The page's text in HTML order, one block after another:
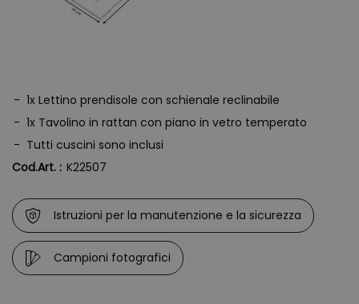
creme solari. I nostri prodotti sono altrettanto resistenti agli agenti
tranquillamente
1x Lettino prendisole con schienale reclinabile
1x Tavolino in rattan con piano in vetro temperato
Tutti cuscini sono inclusi
Cod.Art. : K22507
Istruzioni per la manutenzione e la sicurezza
Campioni fotografici